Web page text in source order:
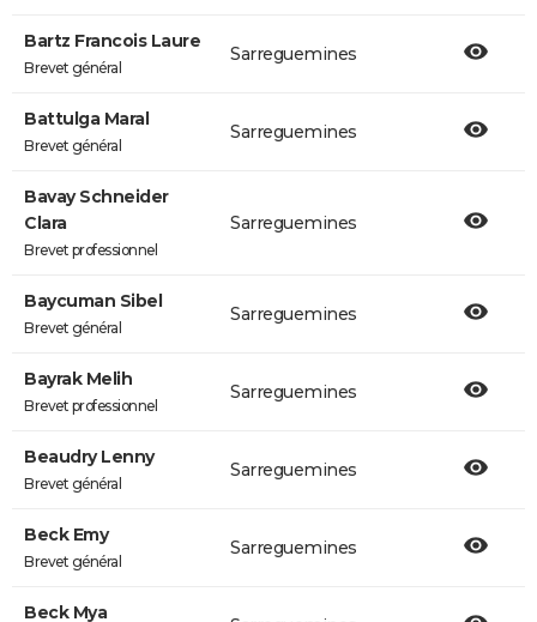
Bartz Francois Laure
Brevet général
Sarreguemines
Battulga Maral
Brevet général
Sarreguemines
Bavay Schneider
Clara
Brevet professionnel
Sarreguemines
Baycuman Sibel
Brevet général
Sarreguemines
Bayrak Melih
Brevet professionnel
Sarreguemines
Beaudry Lenny
Brevet général
Sarreguemines
Beck Emy
Brevet général
Sarreguemines
Beck Mya